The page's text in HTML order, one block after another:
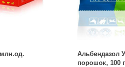
Альбендазол
порошок, 100